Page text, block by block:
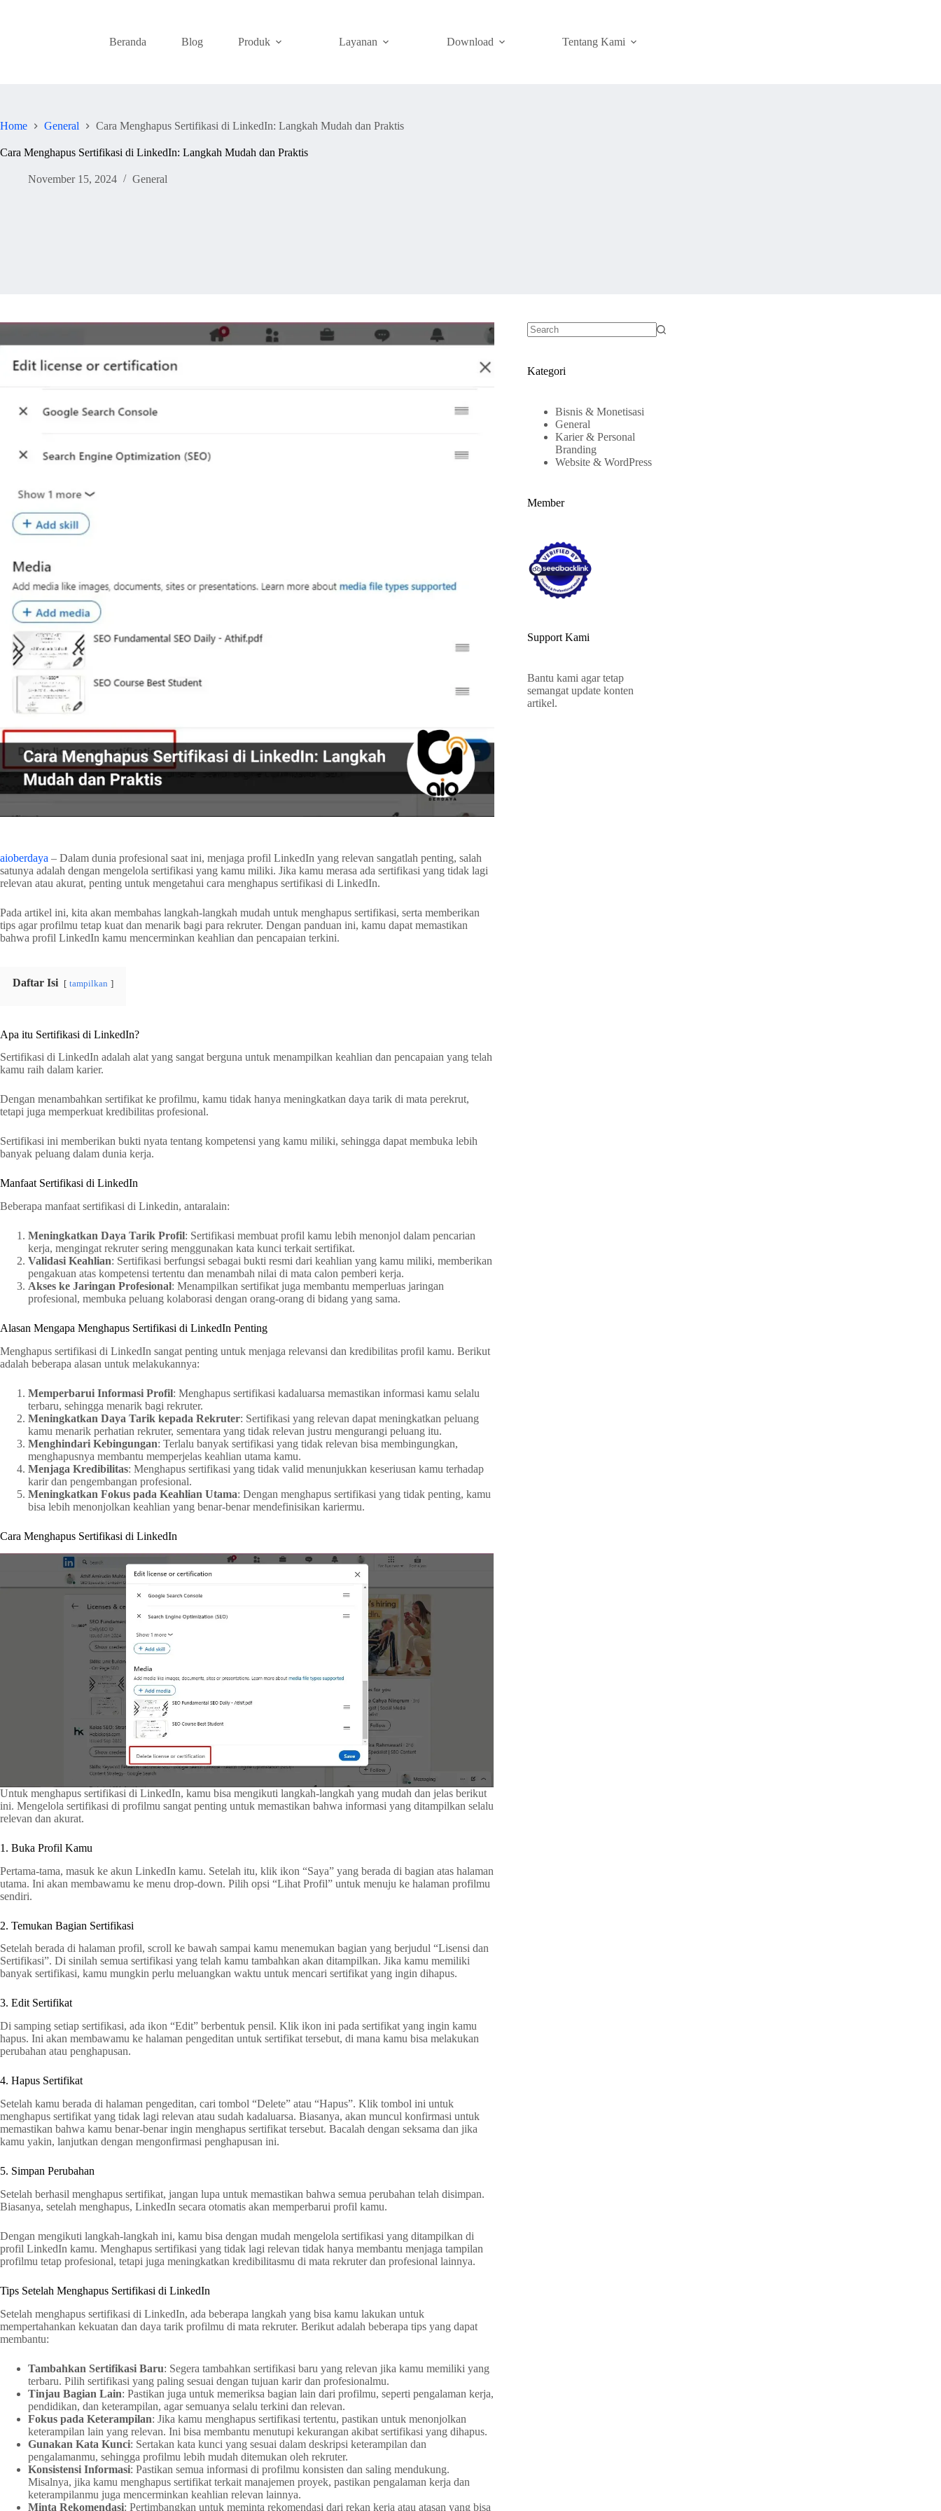
Beranda
Blog Produk Layanan Download Tentang Kami
Home General Cara Menghapus Sertifikasi di LinkedIn: Langkah Mudah dan Praktis
Cara Menghapus Sertifikasi di LinkedIn: Langkah Mudah dan Praktis
November 15, 2024 General
aioberdaya – Dalam dunia profesional saat ini, menjaga profil LinkedIn yang relevan sangatlah penting, salah
satunya adalah dengan mengelola sertifikasi yang kamu miliki. Jika kamu merasa ada sertifikasi yang tidak lagi
relevan atau akurat, penting untuk mengetahui cara menghapus sertifikasi di LinkedIn.
Pada artikel ini, kita akan membahas langkah-langkah mudah untuk menghapus sertifikasi, serta memberikan
tips agar profilmu tetap kuat dan menarik bagi para rekruter. Dengan panduan ini, kamu dapat memastikan
bahwa profil LinkedIn kamu mencerminkan keahlian dan pencapaian terkini.
Daftar Isi tampilkan
Apa itu Sertifikasi di LinkedIn?
Sertifikasi di LinkedIn adalah alat yang sangat berguna untuk menampilkan keahlian dan pencapaian yang telah
kamu raih dalam karier.
Dengan menambahkan sertifikat ke profilmu, kamu tidak hanya meningkatkan daya tarik di mata perekrut,
tetapi juga memperkuat kredibilitas profesional.
Sertifikasi ini memberikan bukti nyata tentang kompetensi yang kamu miliki, sehingga dapat membuka lebih
banyak peluang dalam dunia kerja.
Manfaat Sertifikasi di LinkedIn
Beberapa manfaat sertifikasi di Linkedin, antaralain:
Meningkatkan Daya Tarik Profil: Sertifikasi membuat profil kamu lebih menonjol dalam pencarian
kerja, mengingat rekruter sering menggunakan kata kunci terkait sertifikat.
Validasi Keahlian: Sertifikasi berfungsi sebagai bukti resmi dari keahlian yang kamu miliki, memberikan
pengakuan atas kompetensi tertentu dan menambah nilai di mata calon pemberi kerja.
Akses ke Jaringan Profesional: Menampilkan sertifikat juga membantu memperluas jaringan
profesional, membuka peluang kolaborasi dengan orang-orang di bidang yang sama.
Alasan Mengapa Menghapus Sertifikasi di LinkedIn Penting
Menghapus sertifikasi di LinkedIn sangat penting untuk menjaga relevansi dan kredibilitas profil kamu. Berikut
adalah beberapa alasan untuk melakukannya:
Memperbarui Informasi Profil: Menghapus sertifikasi kadaluarsa memastikan informasi kamu selalu
terbaru, sehingga menarik bagi rekruter.
Meningkatkan Daya Tarik kepada Rekruter: Sertifikasi yang relevan dapat meningkatkan peluang
kamu menarik perhatian rekruter, sementara yang tidak relevan justru mengurangi peluang itu.
Menghindari Kebingungan: Terlalu banyak sertifikasi yang tidak relevan bisa membingungkan,
menghapusnya membantu memperjelas keahlian utama kamu.
Menjaga Kredibilitas: Menghapus sertifikasi yang tidak valid menunjukkan keseriusan kamu terhadap
karir dan pengembangan profesional.
Meningkatkan Fokus pada Keahlian Utama: Dengan menghapus sertifikasi yang tidak penting, kamu
bisa lebih menonjolkan keahlian yang benar-benar mendefinisikan kariermu.
Cara Menghapus Sertifikasi di LinkedIn
Untuk menghapus sertifikasi di LinkedIn, kamu bisa mengikuti langkah-langkah yang mudah dan jelas berikut
ini. Mengelola sertifikasi di profilmu sangat penting untuk memastikan bahwa informasi yang ditampilkan selalu
relevan dan akurat.
1. Buka Profil Kamu
Pertama-tama, masuk ke akun LinkedIn kamu. Setelah itu, klik ikon “Saya” yang berada di bagian atas halaman
utama. Ini akan membawamu ke menu drop-down. Pilih opsi “Lihat Profil” untuk menuju ke halaman profilmu
sendiri.
2. Temukan Bagian Sertifikasi
Setelah berada di halaman profil, scroll ke bawah sampai kamu menemukan bagian yang berjudul “Lisensi dan
Sertifikasi”. Di sinilah semua sertifikasi yang telah kamu tambahkan akan ditampilkan. Jika kamu memiliki
banyak sertifikasi, kamu mungkin perlu meluangkan waktu untuk mencari sertifikat yang ingin dihapus.
3. Edit Sertifikat
Di samping setiap sertifikasi, ada ikon “Edit” berbentuk pensil. Klik ikon ini pada sertifikat yang ingin kamu
hapus. Ini akan membawamu ke halaman pengeditan untuk sertifikat tersebut, di mana kamu bisa melakukan
perubahan atau penghapusan.
4. Hapus Sertifikat
Setelah kamu berada di halaman pengeditan, cari tombol “Delete” atau “Hapus”. Klik tombol ini untuk
menghapus sertifikat yang tidak lagi relevan atau sudah kadaluarsa. Biasanya, akan muncul konfirmasi untuk
memastikan bahwa kamu benar-benar ingin menghapus sertifikat tersebut. Bacalah dengan seksama dan jika
kamu yakin, lanjutkan dengan mengonfirmasi penghapusan ini.
5. Simpan Perubahan
Setelah berhasil menghapus sertifikat, jangan lupa untuk memastikan bahwa semua perubahan telah disimpan.
Biasanya, setelah menghapus, LinkedIn secara otomatis akan memperbarui profil kamu.
Dengan mengikuti langkah-langkah ini, kamu bisa dengan mudah mengelola sertifikasi yang ditampilkan di
profil LinkedIn kamu. Menghapus sertifikasi yang tidak lagi relevan tidak hanya membantu menjaga tampilan
profilmu tetap profesional, tetapi juga meningkatkan kredibilitasmu di mata rekruter dan profesional lainnya.
Tips Setelah Menghapus Sertifikasi di LinkedIn
Setelah menghapus sertifikasi di LinkedIn, ada beberapa langkah yang bisa kamu lakukan untuk
mempertahankan kekuatan dan daya tarik profilmu di mata rekruter. Berikut adalah beberapa tips yang dapat
membantu:
Tambahkan Sertifikasi Baru: Segera tambahkan sertifikasi baru yang relevan jika kamu memiliki yang
terbaru. Pilih sertifikasi yang paling sesuai dengan tujuan karir dan profesionalmu.
Tinjau Bagian Lain: Pastikan juga untuk memeriksa bagian lain dari profilmu, seperti pengalaman kerja,
pendidikan, dan keterampilan, agar semuanya selalu terkini dan relevan.
Fokus pada Keterampilan: Jika kamu menghapus sertifikasi tertentu, pastikan untuk menonjolkan
keterampilan lain yang relevan. Ini bisa membantu menutupi kekurangan akibat sertifikasi yang dihapus.
Gunakan Kata Kunci: Sertakan kata kunci yang sesuai dalam deskripsi keterampilan dan
pengalamanmu, sehingga profilmu lebih mudah ditemukan oleh rekruter.
Konsistensi Informasi: Pastikan semua informasi di profilmu konsisten dan saling mendukung.
Misalnya, jika kamu menghapus sertifikat terkait manajemen proyek, pastikan pengalaman kerja dan
keterampilanmu juga mencerminkan keahlian relevan lainnya.
Minta Rekomendasi: Pertimbangkan untuk meminta rekomendasi dari rekan kerja atau atasan yang bisa
Kategori
Bisnis & Monetisasi
General
Karier & Personal
Branding
Website & WordPress
Member
Support Kami
Bantu kami agar tetap
semangat update konten
artikel.